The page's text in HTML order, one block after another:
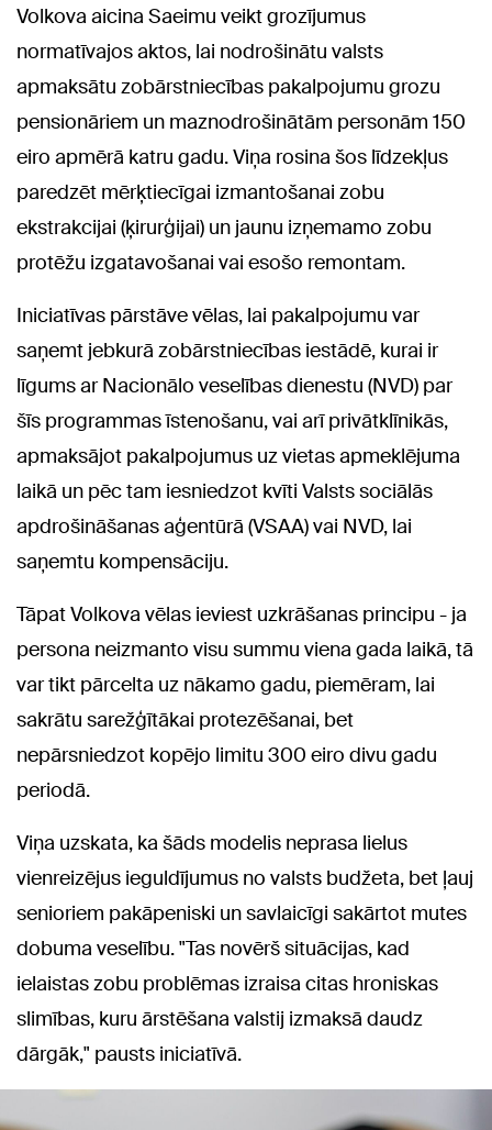
Volkova aicina Saeimu veikt grozījumus
normatīvajos aktos, lai nodrošinātu valsts
apmaksātu zobārstniecības pakalpojumu grozu
pensionāriem un maznodrošinātām personām 150
eiro apmērā katru gadu. Viņa rosina šos līdzekļus
paredzēt mērķtiecīgai izmantošanai zobu
ekstrakcijai (ķirurģijai) un jaunu izņemamo zobu
protēžu izgatavošanai vai esošo remontam.
Iniciatīvas pārstāve vēlas, lai pakalpojumu var
saņemt jebkurā zobārstniecības iestādē, kurai ir
līgums ar Nacionālo veselības dienestu (NVD) par
šīs programmas īstenošanu, vai arī privātklīnikās,
apmaksājot pakalpojumus uz vietas apmeklējuma
laikā un pēc tam iesniedzot kvīti Valsts sociālās
apdrošināšanas aģentūrā (VSAA) vai NVD, lai
saņemtu kompensāciju.
Tāpat Volkova vēlas ieviest uzkrāšanas principu - ja
persona neizmanto visu summu viena gada laikā, tā
var tikt pārcelta uz nākamo gadu, piemēram, lai
sakrātu sarežģītākai protezēšanai, bet
nepārsniedzot kopējo limitu 300 eiro divu gadu
periodā.
Viņa uzskata, ka šāds modelis neprasa lielus
vienreizējus ieguldījumus no valsts budžeta, bet ļauj
senioriem pakāpeniski un savlaicīgi sakārtot mutes
dobuma veselību. "Tas novērš situācijas, kad
ielaistas zobu problēmas izraisa citas hroniskas
slimības, kuru ārstēšana valstij izmaksā daudz
dārgāk," pausts iniciatīvā.